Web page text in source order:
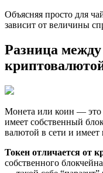
Объясняя просто для
зависит от величины
Разница
Монета или коин — это
имеет собственный
валютой в сети и
Токен отличается от
собственного